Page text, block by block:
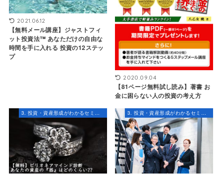
2021.06.12
【無料メール講座】ジャストフィ
ット投資法™ あなただけの自由な
時間を手に入れる 投資の12ステッ
プ
2020.09.04
【81ページ無料試し読み】著書 お
金に困らない人の投資の考え方
3. 投資・資産形成がわかるセミナー・コンテンツ 3. 投資・資産形成がわかるセミナー・コンテンツ